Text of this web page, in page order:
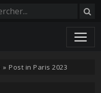
» Post in Paris 2023